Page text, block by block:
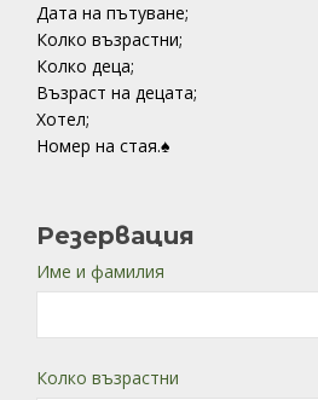
Дата на пътуване;
Колко възрастни;
Колко деца;
Възраст на децата;
Хотел;
Номер на стая.♠
Резервация
Име и фамилия
Колко възрастни